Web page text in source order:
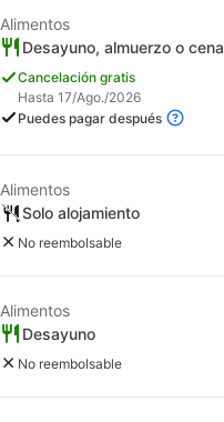
Alimentos
Desayuno, almuerzo o cena
Cancelación gratis
Hasta 17/Ago./2026
Puedes pagar después
Alimentos
Solo alojamiento
No reembolsable
Alimentos
Desayuno
No reembolsable